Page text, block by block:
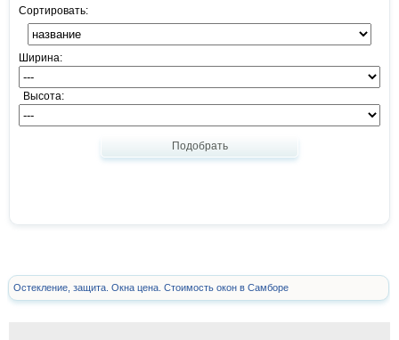
Сортировать:
Ширина:
Высота:
Подобрать
Остекление, защита. Окна цена. Стоимость окон в Самборе